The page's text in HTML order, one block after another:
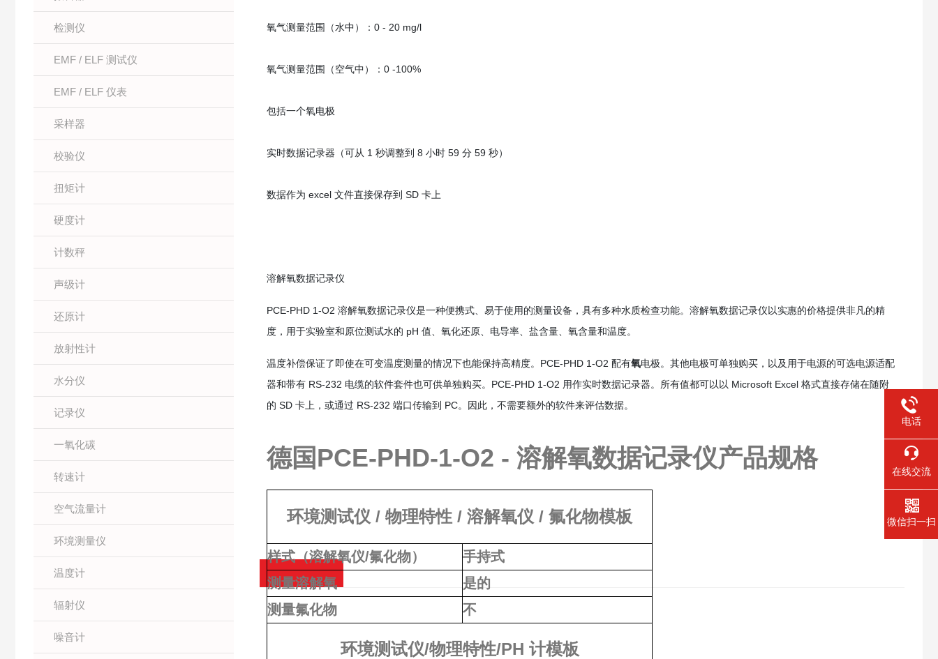
检测仪
EMF / ELF 测试仪
EMF / ELF 仪表
采样器
校验仪
扭矩计
硬度计
计数秤
声级计
还原计
放射性计
水分仪
记录仪
一氧化碳
转速计
空气流量计
环境测量仪
温度计
辐射仪
噪音计
氧气测量范围（水中）：0 - 20 mg/l
氧气测量范围（空气中）：0 -100%
包括一个氧电极
实时数据记录器（可从 1 秒调整到 8 小时 59 分 59 秒）
数据作为 excel 文件直接保存到 SD 卡上
溶解氧数据记录仪
PCE-PHD 1-O2 溶解氧数据记录仪是一种便携式、易于使用的测量设备，具有多种水质检查功能。溶解氧数据记录仪以实惠的价格提供非凡的精
度，用于实验室和原位测试水的 pH 值、氧化还原、电导率、盐含量、氧含量和温度。
温度补偿保证了即使在可变温度测量的情况下也能保持高精度。PCE-PHD 1-O2 配有氧电极。其他电极可单独购买，以及用于电源的可选电源适配
器和带有 RS-232 电缆的软件套件也可供单独购买。PCE-PHD 1-O2 用作实时数据记录器。所有值都可以以 Microsoft Excel 格式直接存储在随附
的 SD 卡上，或通过 RS-232 端口传输到 PC。因此，不需要额外的软件来评估数据。
德国PCE-PHD-1-O2 - 溶解氧数据记录仪产品规格
环境测试仪 / 物理特性 / 溶解氧仪 / 氟化物模板
样式（溶解氧仪/氟化物）
手持式
测量溶解氧
是的
测量氟化物
不
环境测试仪/物理特性/PH 计模板
电话
在线交流
微信扫一扫